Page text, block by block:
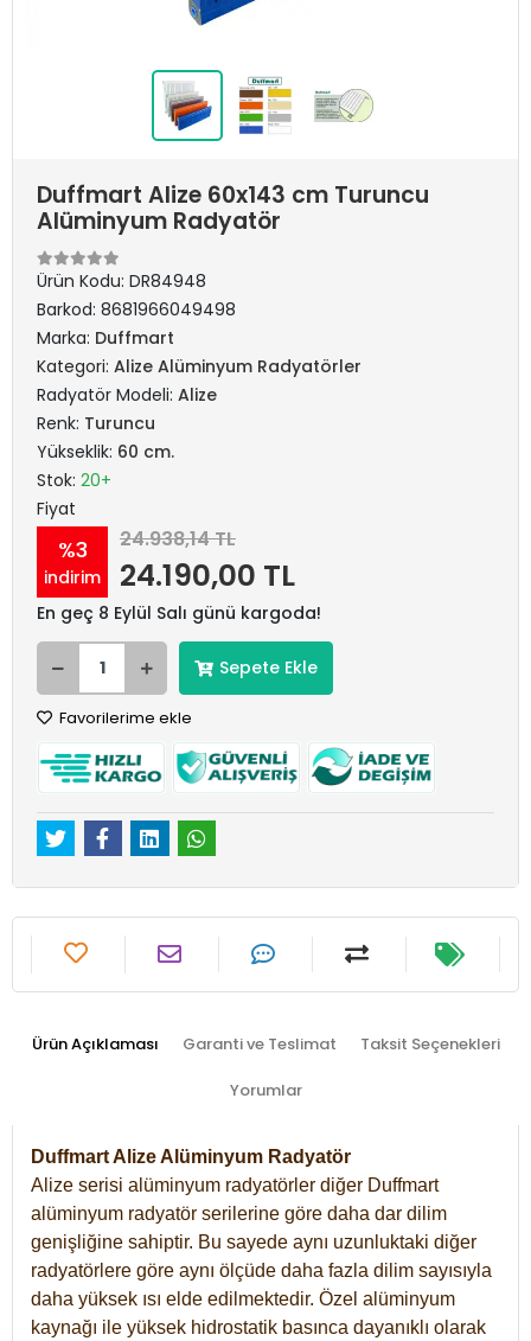
Duffmart Alize 60x143 cm Turuncu
Alüminyum Radyatör
Ürün Kodu: DR84948
Barkod: 8681966049498
Marka: Duffmart
Kategori: Alize Alüminyum Radyatörler
Radyatör Modeli: Alize
Renk: Turuncu
Yükseklik: 60 cm.
Stok: 20+
Fiyat
%3
indirim
24.938,14 TL
24.190,00 TL
En geç 8 Eylül Salı günü kargoda!
Sepete Ekle
Favorilerime ekle
Ürün Açıklaması Garanti ve Teslimat Taksit Seçenekleri
Yorumlar
Duffmart Alize Alüminyum Radyatör
Alize serisi alüminyum radyatörler diğer Duffmart
alüminyum radyatör serilerine göre daha dar dilim
genişliğine sahiptir. Bu sayede aynı uzunluktaki diğer
radyatörlere göre aynı ölçüde daha fazla dilim sayısıyla
daha yüksek ısı elde edilmektedir. Özel alüminyum
kaynağı ile yüksek hidrostatik basınca dayanıklı olarak